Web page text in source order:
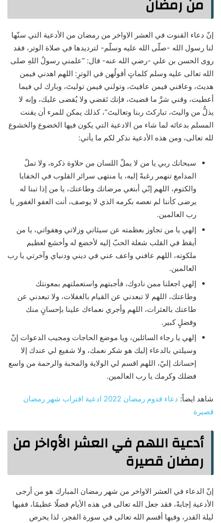
من رمضان
إنّ دعاء القنوت في العشر الاواخر من رمضان من الأدعية التي سنّها
لنا رسول الله -صلّى الله عليه وسلّم- لترديدها في صلاة الوتر، فقد
روى الحسن بن علي -رضي الله عنه- قال: “علمني رسولُ اللهِ صلى
الله تعالى عليه وسلم كلماتٍ أقولُهن في الوترِ: اللهم اهدني فيمن
هديتَ، وعافني فيمن عافيتَ، وتولني فيمن توليتَ، وبارك لي فيما
أعطيت، وقني شرَّ ما قضيتَ، فإنك تَقضي ولا يُقضى عليك، وإنه لا
يذلُّ من واليتَ، تباركتَ ربنا وتعاليتَ“، كذلك يمكن للمرء أن يقنت
المسلم بدعائه لما شاء من الادعية التي يكون فيها الخضوع والخشوع
لله تعالى، ومن هذه الأدعية نذكر لكم ما يأتي:
سبحانك ربي يا من لا يملّ اللسان من حلاوة ذكره، ولا تملّ
المدامع تنهمر رغبةً إليه، يا منتهى سرائر القلوب في الخفايا
والكتوم، اللهم إنّي أبتغي مرضاتك وطاعتك، يا من إذا تبنا له
يرضى كأننا لم نعصه بكرمه الذي لا يوصف، أنت العفو الغفور يا
رب العالمين.
إلهي يا من تجاوز بعظمته عن سيئاتي وزلاتي وهفواتي، يا من
أيقظ في القلب شعلة الحبّ إليه لأخضع له وأخشع لعظيم
ملكوته، اللهم عافني واعف عني في ديني ودنياي وآخرتي يا رب
العالمين.
إلهي اجعلنا ممن نادوك، فأجبتهم واستعملتهم بمعونتك
وطاعتك، اللهم لا تبعدني عن القيام بالغفلات، ولا تبعدني عن
طاعتك بالعثرات، اللهم وأجري نعماءك علينا بإحسانٍ منك
وفضلٍ كبير.
إلهي يا رجاء السائلين، ويا موضع الحاجات ومجيب الدعوات إنّ
وسيلتي بالدعاء إليك هو شكر نعمك، ولا شفيع لي عندك إلا
إحسانك إليّ، اللهم اقسم لي الولاية والمحبة والرحمة من واسع
فضلك وكرمك يا رب العالمين.
شاهد ايضاً:
دعاء قدوم رمضان 2022 ادعية اقتراب شهر رمضان
قصيرة
أدعية اللهم في العشر الأواخر من
رمضان قصيرة
إنّ الدعاء في العشر الاواخر من شهر رمضان المبارك هو من أرجى
الأدعية إجابةً، فقد جعل الله تعالى في هذه الأيام فضلًا عظيمًا، ففيها
ليلة القدر، وفيها أقسم الله تعالى في سورة الفجر، لذا يحرص